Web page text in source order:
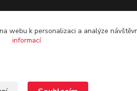
webu k personalizaci a analýze
informací